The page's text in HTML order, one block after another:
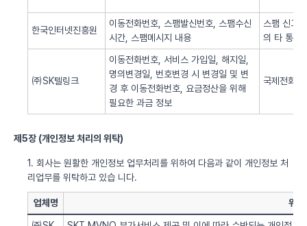
한국인터넷진흥원
이동전화번호, 스팸발신번호, 스팸수신
시간, 스팸메시지 내용
스팸 신고
의 타 통신
㈜SK텔링크
이동전화번호, 서비스 가입일, 해지일,
명의변경일, 번호변경 시 변경일 및 변
경 후 이동전화번호, 요금정산을 위해
필요한 과금 정보
국제전화
제5장 (개인정보 처리의 위탁)
1. 회사는 원활한 개인정보 업무처리를 위하여 다음과 같이 개인정보 처
리업무를 위탁하고 있습 니다.
업체명 위탁